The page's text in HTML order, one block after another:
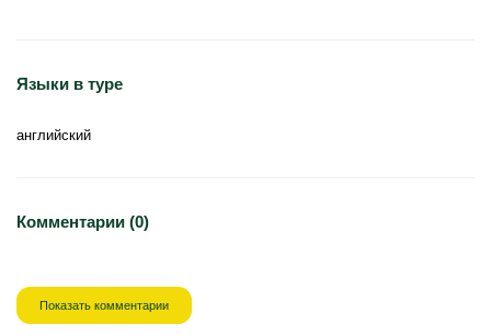
Языки в туре
английский
Комментарии (0)
Показать комментарии